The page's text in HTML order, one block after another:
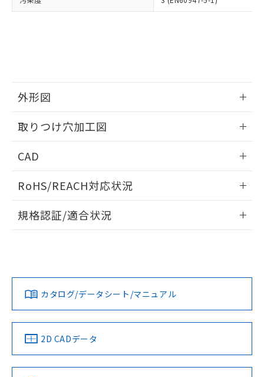
外形図
取りつけ穴加工図
CAD
ドすることができます。
ログイン/会員登録
ダウンロードデータをご利用いただく前に、以下を必ずお読
みください。
ソフトウェアの使用条件
RoHS/REACH対応状況
EU RoHS 注意事項・凡例
対応済み
中国 RoHS 注意事項・凡例
規格認証/適合状況
カタログ/データシート/マニュアル
2D CADデータ
マイパーツ機能（部品リスト作成サー
および当社の共同利用者が、当社の製
引・商談に必要な範囲で利用すること
をご了承ください。
※当社の共同利用者とは、
指します。
部品在庫の切り替え状況などにより、予定
下記の非含有証明書をダウンロードするこ
とができます。
EU RoHS指令（10物質）の非含有証明書
51物質の非含有証明書（当社基準）
るもので、過去に遡って非含有を証明する
ものではありません。
また、RoHS指令のフタル酸エステル類４
荷製品に未対応品が混在することから備考
欄に対応日を記載しておりました。
す。
「10」：通常の使用状況下において有害物
販売先および販売に係わる関係者が違
空
受注生産機種、また在庫状況の